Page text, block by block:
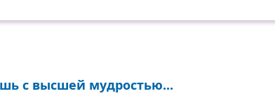
с высшей мудростью...